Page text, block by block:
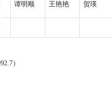
谭明顺 王艳艳 贺瑛
）